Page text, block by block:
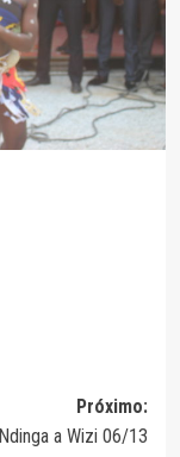
Próximo:
Ndinga a Wizi 06/13